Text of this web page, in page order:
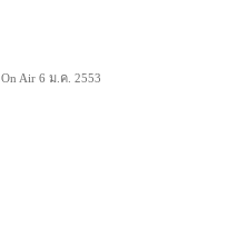
On Air 6 ม.ค. 2553